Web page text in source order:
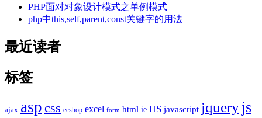
PHP面对对象设计模式之单例模式
php中this,self,parent,const关键字的用法
最近读者
标签
ajax asp css ecshop excel form html ie IIS javascript jqueryjs